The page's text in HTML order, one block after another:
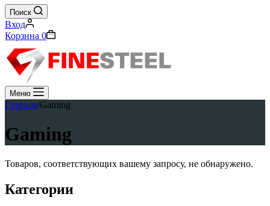
Поиск
Вход
Корзина 0
Меню
Главная/Gaming
Gaming
Товаров, соответствующих вашему запросу, не обнаружено.
Категории